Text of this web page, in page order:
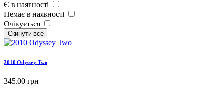
Є в наявності
Немає в наявності
Очікується
2010 Odyssey Two
345.00 грн